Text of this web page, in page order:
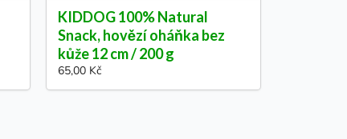
KIDDOG 100% Natural
Snack, hovězí oháňka bez
kůže 12 cm / 200 g
65,00 Kč